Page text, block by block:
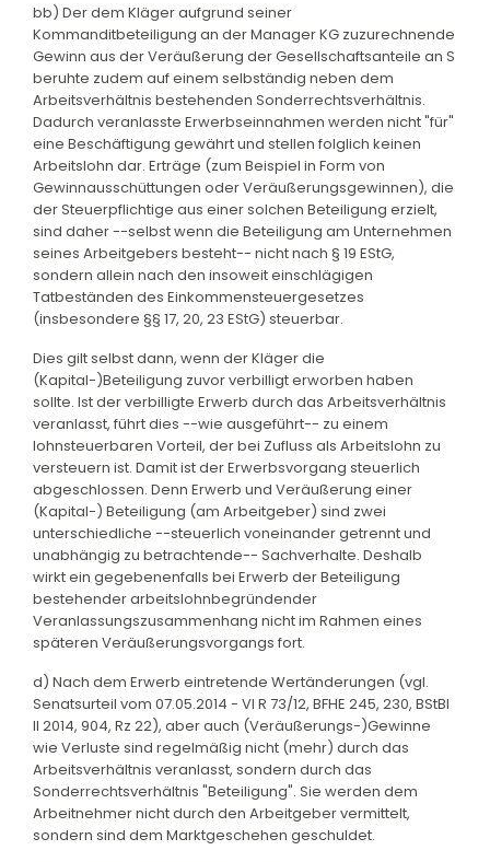
bb) Der dem Kläger aufgrund seiner
Kommanditbeteiligung an der Manager KG zuzurechnende
Gewinn aus der Veräußerung der Gesellschaftsanteile an S
beruhte zudem auf einem selbständig neben dem
Arbeitsverhältnis bestehenden Sonderrechtsverhältnis.
Dadurch veranlasste Erwerbseinnahmen werden nicht "für"
eine Beschäftigung gewährt und stellen folglich keinen
Arbeitslohn dar. Erträge (zum Beispiel in Form von
Gewinnausschüttungen oder Veräußerungsgewinnen), die
der Steuerpflichtige aus einer solchen Beteiligung erzielt,
sind daher --selbst wenn die Beteiligung am Unternehmen
seines Arbeitgebers besteht-- nicht nach § 19 EStG,
sondern allein nach den insoweit einschlägigen
Tatbeständen des Einkommensteuergesetzes
(insbesondere §§ 17, 20, 23 EStG) steuerbar.
Dies gilt selbst dann, wenn der Kläger die
(Kapital-)Beteiligung zuvor verbilligt erworben haben
sollte. Ist der verbilligte Erwerb durch das Arbeitsverhältnis
veranlasst, führt dies --wie ausgeführt-- zu einem
lohnsteuerbaren Vorteil, der bei Zufluss als Arbeitslohn zu
versteuern ist. Damit ist der Erwerbsvorgang steuerlich
abgeschlossen. Denn Erwerb und Veräußerung einer
(Kapital-) Beteiligung (am Arbeitgeber) sind zwei
unterschiedliche --steuerlich voneinander getrennt und
unabhängig zu betrachtende-- Sachverhalte. Deshalb
wirkt ein gegebenenfalls bei Erwerb der Beteiligung
bestehender arbeitslohnbegründender
Veranlassungszusammenhang nicht im Rahmen eines
späteren Veräußerungsvorgangs fort.
d) Nach dem Erwerb eintretende Wertänderungen (vgl.
Senatsurteil vom 07.05.2014 - VI R 73/12, BFHE 245, 230, BStBl
II 2014, 904, Rz 22), aber auch (Veräußerungs-)Gewinne
wie Verluste sind regelmäßig nicht (mehr) durch das
Arbeitsverhältnis veranlasst, sondern durch das
Sonderrechtsverhältnis "Beteiligung". Sie werden dem
Arbeitnehmer nicht durch den Arbeitgeber vermittelt,
sondern sind dem Marktgeschehen geschuldet.